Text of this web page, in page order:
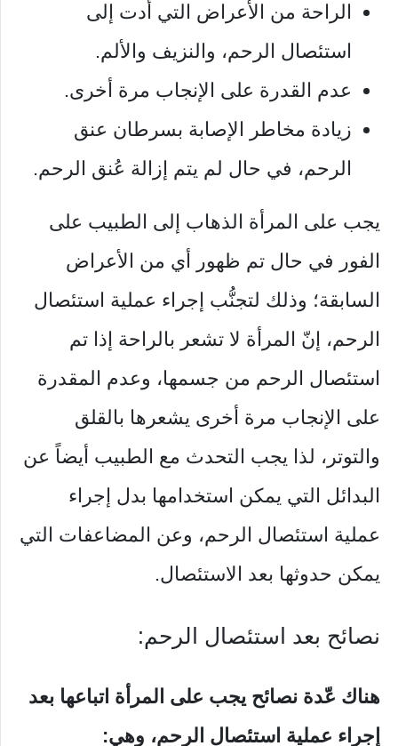
الراحة من الأعراض التي أدت إلى
استئصال الرحم، والنزيف والألم.
عدم القدرة على الإنجاب مرة أخرى.
زيادة مخاطر الإصابة بسرطان عنق
الرحم، في حال لم يتم إزالة عُنق الرحم.
يجب على المرأة الذهاب إلى الطبيب على
الفور في حال تم ظهور أي من الأعراض
السابقة؛ وذلك لتجنُّب إجراء عملية استئصال
الرحم، إنّ المرأة لا تشعر بالراحة إذا تم
استئصال الرحم من جسمها، وعدم المقدرة
على الإنجاب مرة أخرى يشعرها بالقلق
والتوتر، لذا يجب التحدث مع الطبيب أيضاً عن
البدائل التي يمكن استخدامها بدل إجراء
عملية استئصال الرحم، وعن المضاعفات التي
يمكن حدوثها بعد الاستئصال.
نصائح بعد استئصال الرحم:
هناك عّدة نصائح يجب على المرأة اتباعها بعد
إجراء عملية استئصال الرحم، وهي: